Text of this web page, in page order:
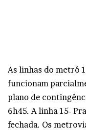
As linhas do metrô
funcionam
plano de
6h45. A linha 15-
fechada. Os